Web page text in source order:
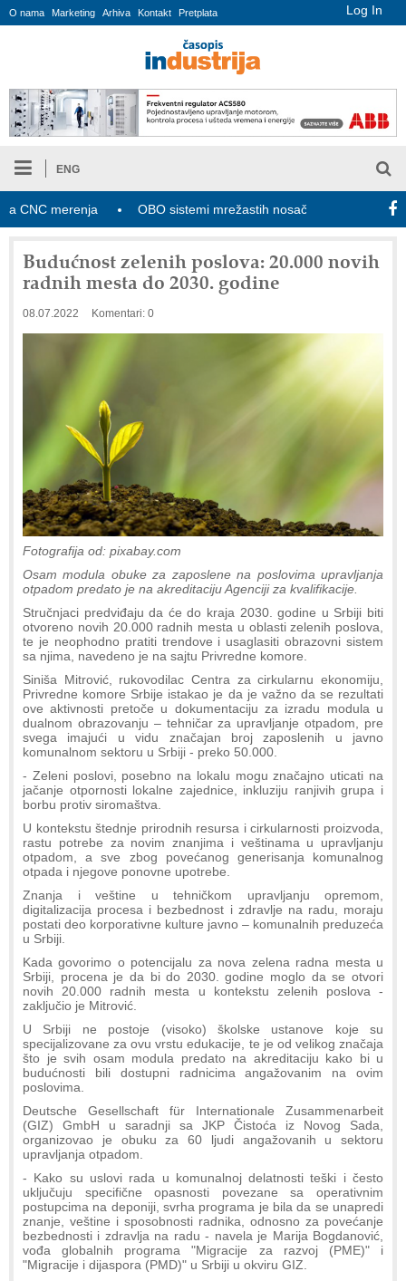
Log In
O nama Marketing Arhiva Kontakt Pretplata
ENG
merenja OBO sistemi mrežastih nosača kablova Novi
Budućnost zelenih poslova: 20.000 novih
radnih mesta do 2030. godine
08.07.2022 Komentari: 0
Fotografija od: pixabay.com
Osam modula obuke za zaposlene na poslovima upravljanja
otpadom predato je na akreditaciju Agenciji za kvalifikacije.
Stručnjaci predviđaju da će do kraja 2030. godine u Srbiji biti
otvoreno novih 20.000 radnih mesta u oblasti zelenih poslova,
te je neophodno pratiti trendove i usaglasiti obrazovni sistem
sa njima, navedeno je na sajtu Privredne komore.
Siniša Mitrović, rukovodilac Centra za cirkularnu ekonomiju,
Privredne komore Srbije istakao je da je važno da se rezultati
ove aktivnosti pretoče u dokumentaciju za izradu modula u
dualnom obrazovanju – tehničar za upravljanje otpadom, pre
svega imajući u vidu značajan broj zaposlenih u javno
komunalnom sektoru u Srbiji - preko 50.000.
- Zeleni poslovi, posebno na lokalu mogu značajno uticati na
jačanje otpornosti lokalne zajednice, inkluziju ranjivih grupa i
borbu protiv siromaštva.
U kontekstu štednje prirodnih resursa i cirkularnosti proizvoda,
rastu potrebe za novim znanjima i veštinama u upravljanju
otpadom, a sve zbog povećanog generisanja komunalnog
otpada i njegove ponovne upotrebe.
Znanja i veštine u tehničkom upravljanju opremom,
digitalizacija procesa i bezbednost i zdravlje na radu, moraju
postati deo korporativne kulture javno – komunalnih preduzeća
u Srbiji.
Kada govorimo o potencijalu za nova zelena radna mesta u
Srbiji, procena je da bi do 2030. godine moglo da se otvori
novih 20.000 radnih mesta u kontekstu zelenih poslova -
zaključio je Mitrović.
U Srbiji ne postoje (visoko) školske ustanove koje su
specijalizovane za ovu vrstu edukacije, te je od velikog značaja
što je svih osam modula predato na akreditaciju kako bi u
budućnosti bili dostupni radnicima angažovanim na ovim
poslovima.
Deutsche Gesellschaft für Internationale Zusammenarbeit
(GIZ) GmbH u saradnji sa JKP Čistoća iz Novog Sada,
organizovao je obuku za 60 ljudi angažovanih u sektoru
upravljanja otpadom.
- Kako su uslovi rada u komunalnoj delatnosti teški i često
uključuju specifične opasnosti povezane sa operativnim
postupcima na deponiji, svrha programa je bila da se unapredi
znanje, veštine i sposobnosti radnika, odnosno za povećanje
bezbednosti i zdravlja na radu - navela je Marija Bogdanović,
vođa globalnih programa "Migracije za razvoj (PME)" i
"Migracije i dijaspora (PMD)" u Srbiji u okviru GIZ.